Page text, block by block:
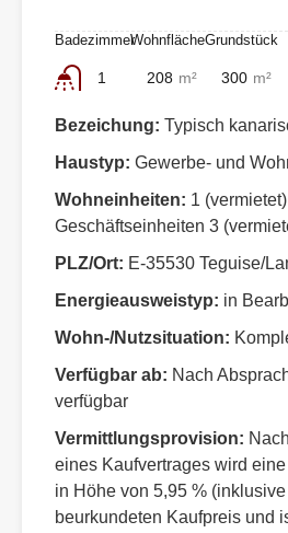
Badezimmer
1
Wohnfläche
208 m²
Grundstück
300 m²
Bezeichung: Typisch
Haustyp: Gewerbe- und
Wohneinheiten: 1
Geschäftseinheiten 3
PLZ/Ort: E-35530 Teguise/
Energieausweistyp: in
Wohn-/Nutzsituation:
Verfügbar ab: Nach
verfügbar
Vermittlungsprovision:
eines Kaufvertrages wird
in Höhe von 5,95 %
beurkundeten Kaufpreis und